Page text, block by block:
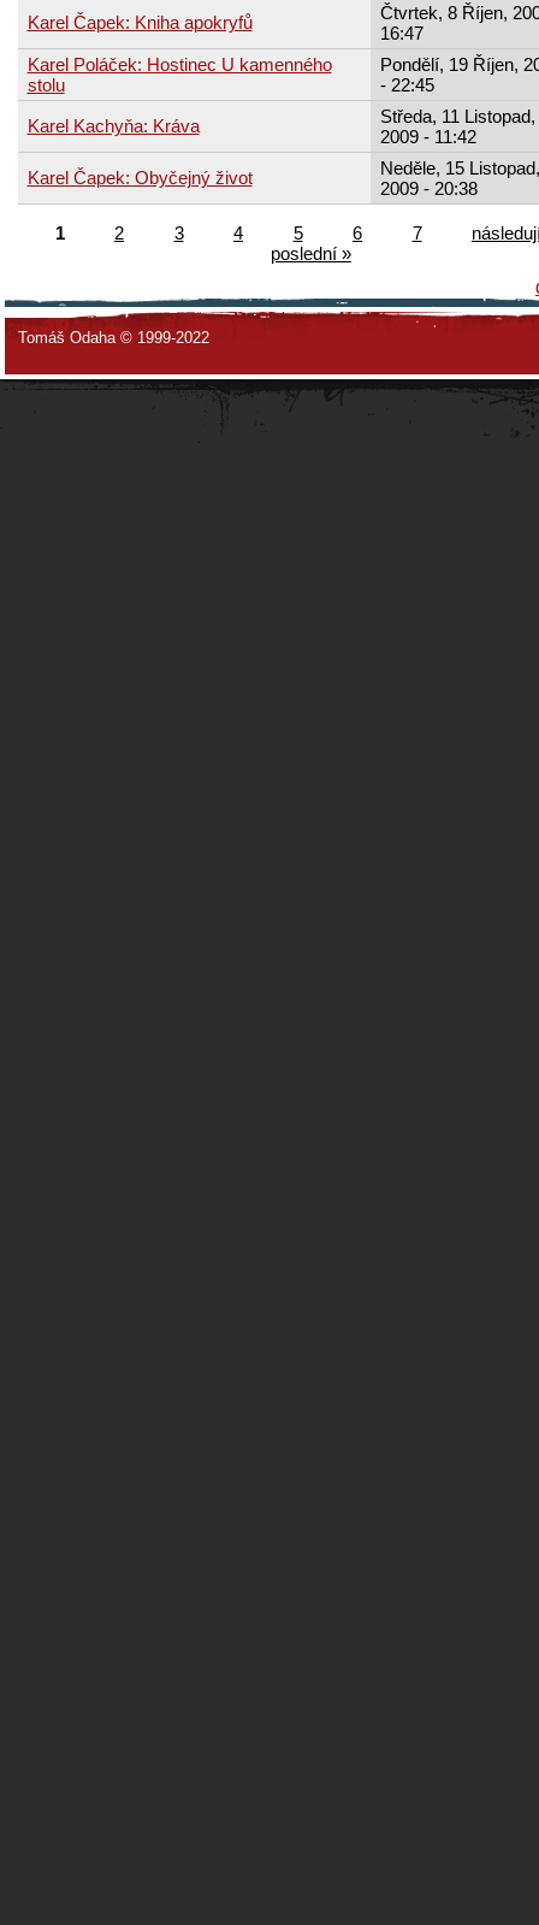
Karel Čapek: Kniha apokryfů
Čtvrtek, 8 Říjen,
16:47
Karel Poláček: Hostinec U kamenného
stolu
Pondělí, 19 Říjen,
- 22:45
Karel Kachyňa: Kráva
Středa, 11 Listopad,
2009 - 11:42
Karel Čapek: Obyčejný život
Neděle, 15 Listopad,
2009 - 20:38
1 2 3 4 5 6 7
poslední »
Tomáš Odaha © 1999-2022